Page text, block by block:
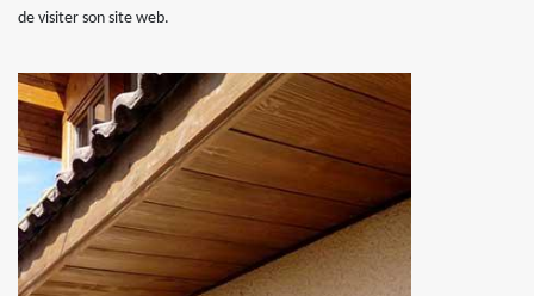
de visiter son site web.